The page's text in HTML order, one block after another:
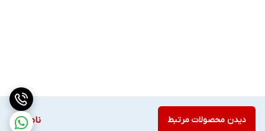
ناموجود دیدن محصولات مرتبط